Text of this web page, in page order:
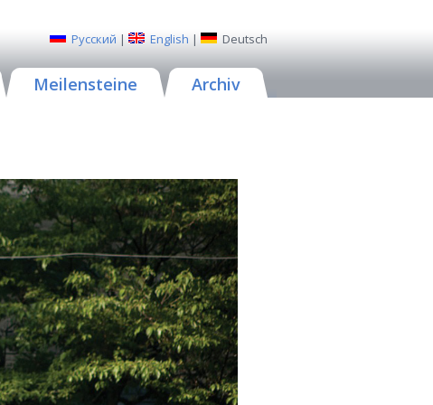
Русский | English | Deutsch
Meilensteine Archiv